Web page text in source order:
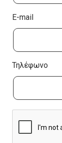
E-mail
Τηλέφωνο